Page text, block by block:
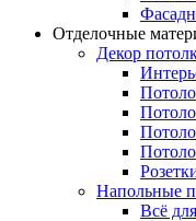
Отделочные
Декор
Напольные
Всё